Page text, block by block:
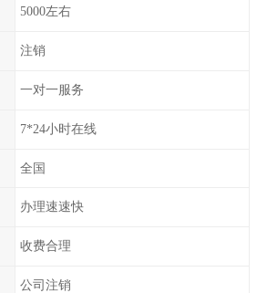
5000左右
注销
一对一服务
7*24小时在线
全国
办理速速快
收费合理
公司注销